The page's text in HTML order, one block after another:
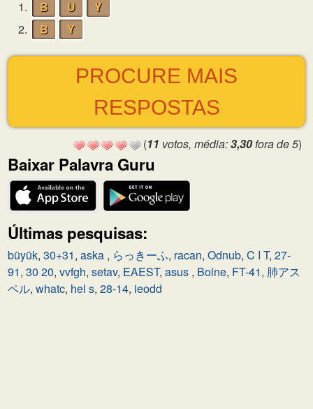
cabeça:
1.
B U
Y
2.
B Y
PROCURE MAIS
RESPOSTAS
(11 votos, média:3,30fora de 5)
Baixar Palavra Guru
Últimas pesquisas:
büyük, 30+31, aska , らっきーふ, racan, Odnub, C I T, 27-
91, 30 20, vvfgh, setav, EAEST, asus , Bolne, FT-41, 肺アス
ペル, whatc, hel s, 28-14, ieodd